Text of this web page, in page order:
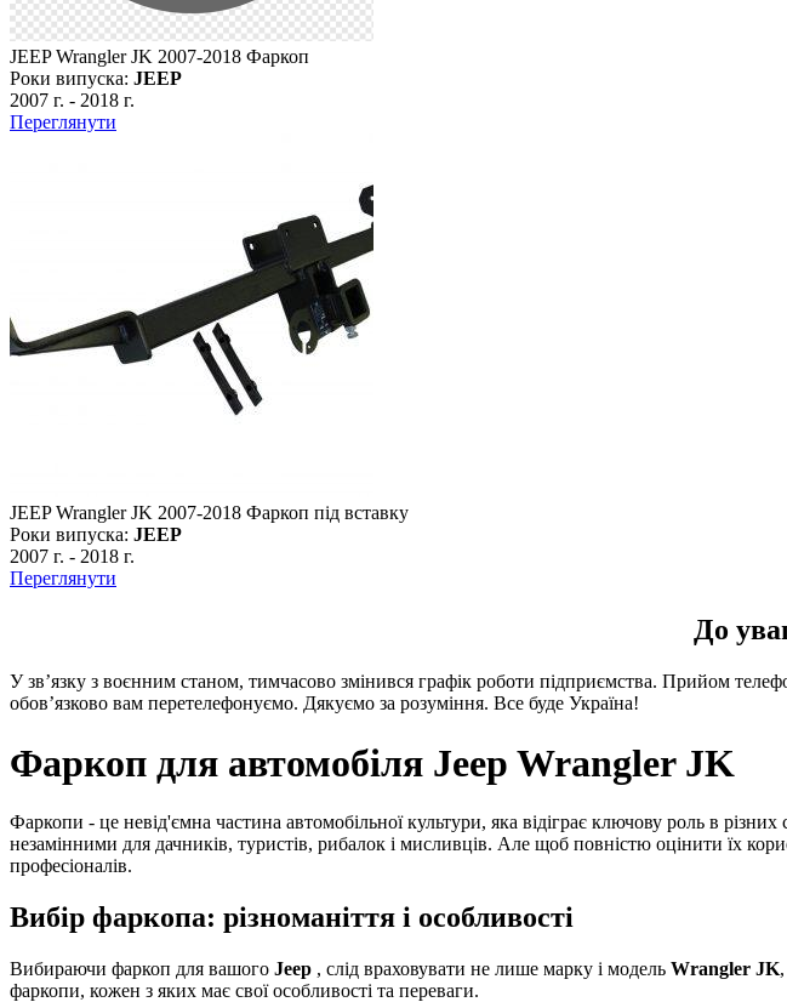
JEEP Wrangler JK 2007-2018 Фаркоп
Роки випуска: JEEP
2007 г. - 2018 г.
Переглянути
JEEP Wrangler JK 2007-2018 Фаркоп під вставку
Роки випуска: JEEP
2007 г. - 2018 г.
Переглянути
До
У зв’язку з воєнним станом, тимчасово змінився графік роботи підприємства. Прийом
обов’язково вам перетелефонуємо. Дякуємо за розуміння. Все буде Україна!
Фаркоп для автомобіля Jeep Wrangler JK
Фаркопи - це невід'ємна частина автомобільної культури, яка відіграє ключову роль в
незамінними для дачників, туристів, рибалок і мисливців. Але щоб повністю оцінити їх
професіоналів.
Вибір фаркопа: різноманіття і особливості
Вибираючи фаркоп для вашого Jeep , слід враховувати не лише марку і модель Wrangler JK
фаркопи, кожен з яких має свої особливості та переваги.